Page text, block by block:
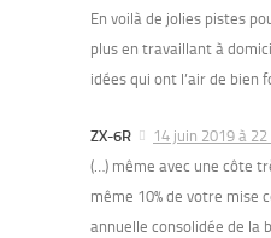
En voilà de jolies pistes
plus en travaillant à
idées qui ont l’air de bien
ZX-6R
14 juin 2019 à
(…) même avec une côte
même 10% de votre mise
annuelle consolidée de la